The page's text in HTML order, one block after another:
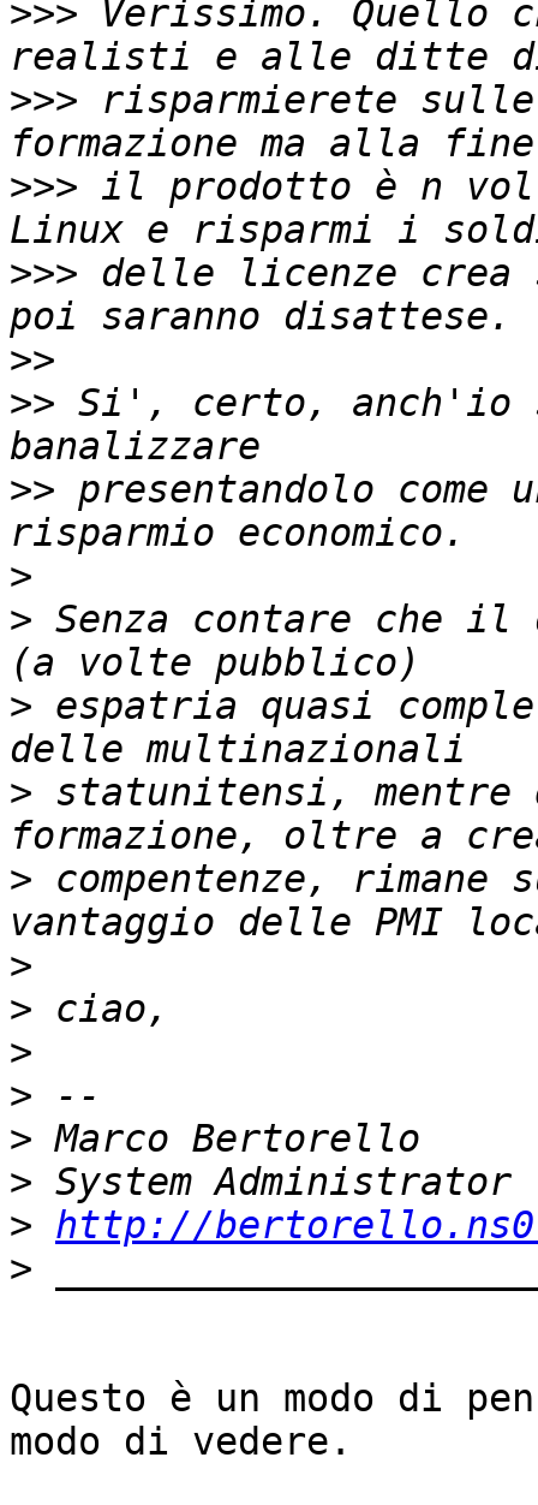
>>> Verissimo. Quello
>>> risparmierete
>>> il prodotto è n
>>> delle licenze crea
>>
>> Si', certo, anch'io
>> presentandolo come
>
> Senza contare che
> espatria quasi
> statunitensi,
> compentenze,
>
>
>
>
>
>
> http://
>
Questo è un modo di
modo di vedere.